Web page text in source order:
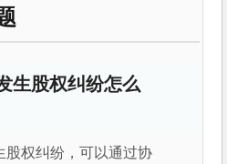
生股权纠纷怎么
股权纠纷，可以通过协